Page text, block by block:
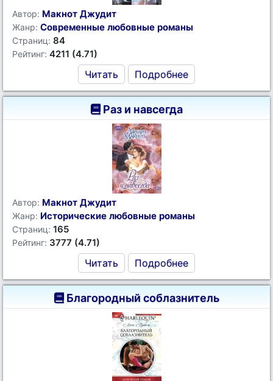
Автор: Макнот Джудит
Жанр: Современные любовные романы
Страниц: 84
Рейтинг: 4211 (4.71)
Читать Подробнее
Раз и навсегда
Автор: Макнот Джудит
Жанр: Исторические любовные романы
Страниц: 165
Рейтинг: 3777 (4.71)
Читать Подробнее
Благородный соблазнитель